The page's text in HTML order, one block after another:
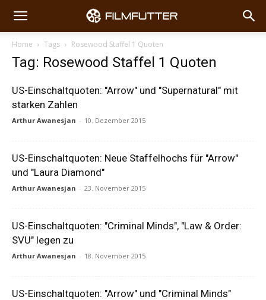
Home Tags Rosewood Staffel 1 Quoten
Tag: Rosewood Staffel 1 Quoten
US-Einschaltquoten: "Arrow" und "Supernatural" mit
starken Zahlen
Arthur Awanesjan - 10. Dezember 2015
US-Einschaltquoten: Neue Staffelhochs für "Arrow"
und "Laura Diamond"
Arthur Awanesjan - 23. November 2015
US-Einschaltquoten: "Criminal Minds", "Law & Order:
SVU" legen zu
Arthur Awanesjan - 18. November 2015
US-Einschaltquoten: "Arrow" und "Criminal Minds"